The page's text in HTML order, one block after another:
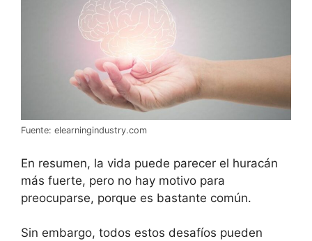
Fuente: elearningindustry.com
En resumen, la vida puede parecer el huracán
más fuerte, pero no hay motivo para
preocuparse, porque es bastante común.
Sin embargo, todos estos desafíos pueden